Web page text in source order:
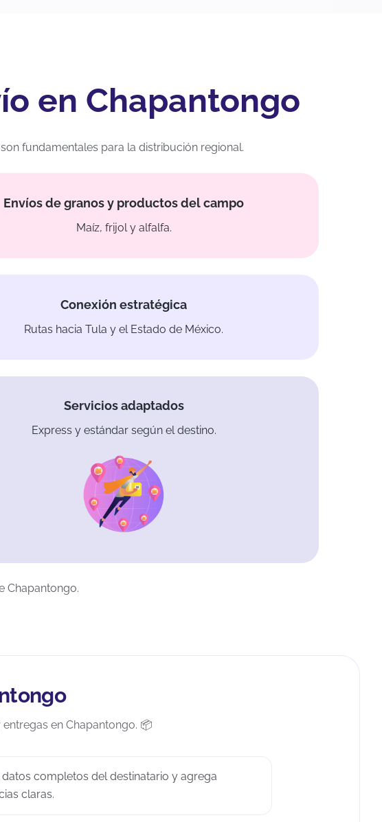
en Chapantongo
fundamentales para la distribución regional.
Envíos de granos y productos del campo
Maíz, frijol y alfalfa.
Conexión estratégica
Rutas hacia Tula y el Estado de México.
Servicios adaptados
Express y estándar según el destino.
Chapantongo.
en Chapantongo. 📦
datos completos del destinatario y agrega
claras.